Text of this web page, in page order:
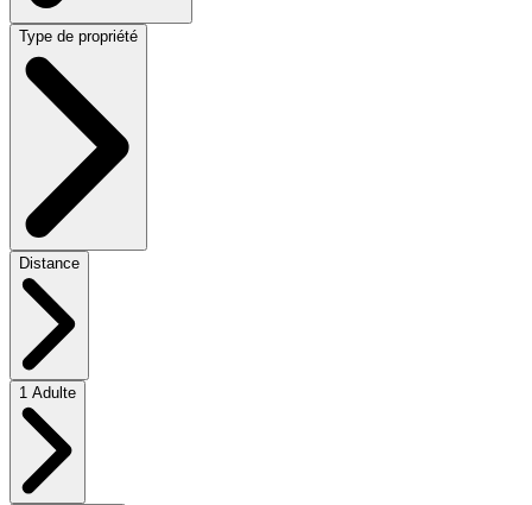
Type de propriété
Distance
1 Adulte